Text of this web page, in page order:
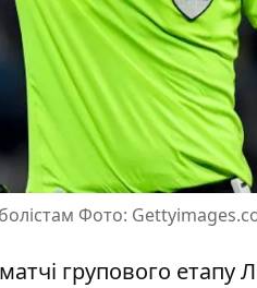
Фото:
групового етапу